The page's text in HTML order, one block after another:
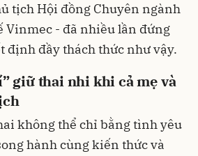
tịch Hội đồng Chuyên ngành
Vinmec - đã nhiều lần đứng
định đầy thách thức như vậy.
giữ thai nhi khi cả mẹ và
không thể chỉ bằng tình yêu
hành cùng kiến thức và